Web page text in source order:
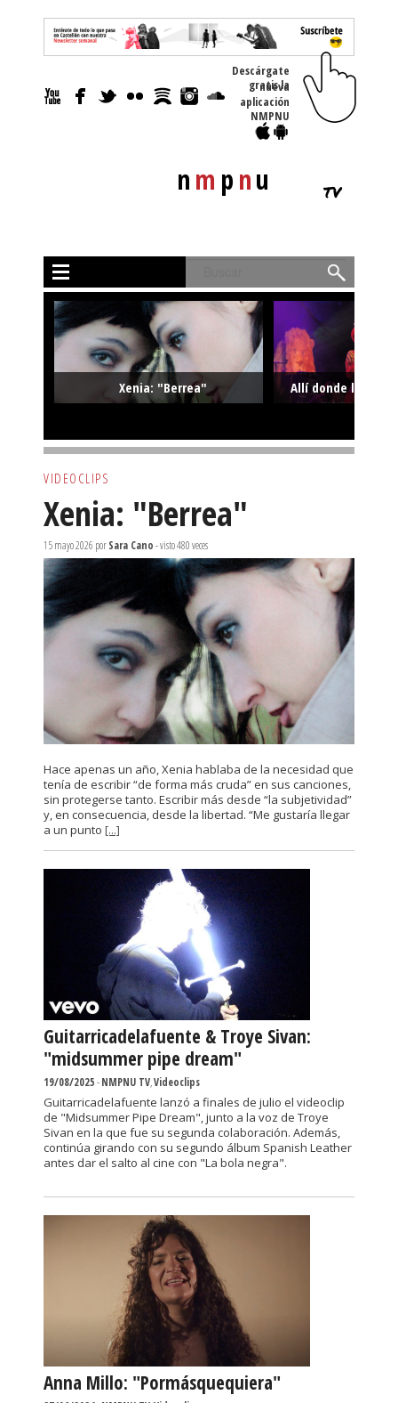
nm pnu tv
Descárgate
gratis la nueva
aplicación
NMPNU
Xenia: "Berrea" Allí donde la
VIDEOCLIPS
Xenia: "Berrea"
15 mayo 2026 porSara Cano- visto 480 veces
Hace apenas un año, Xenia hablaba de la necesidad que
tenía de escribir “de forma más cruda” en sus canciones,
sin protegerse tanto. Escribir más desde “la subjetividad”
y, en consecuencia, desde la libertad. “Me gustaría llegar
a un punto [...]
Guitarricadelafuente & Troye Sivan:
"midsummer pipe dream"
19/08/2025-NMPNU TV,Videoclips
Guitarricadelafuente lanzó a finales de julio el videoclip
de "Midsummer Pipe Dream", junto a la voz de Troye
Sivan en la que fue su segunda colaboración. Además,
continúa girando con su segundo álbum Spanish Leather
antes dar el salto al cine con "La bola negra".
Anna Millo: "Pormásquequiera"